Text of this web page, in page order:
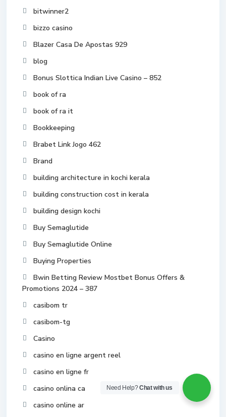
bitwinner2
bizzo casino
Blazer Casa De Apostas 929
blog
Bonus Slottica Indian Live Casino – 852
book of ra
book of ra it
Bookkeeping
Brabet Link Jogo 462
Brand
building architecture in kochi kerala
building construction cost in kerala
building design kochi
Buy Semaglutide
Buy Semaglutide Online
Buying Properties
Bwin Betting Review Mostbet Bonus Offers &
Promotions 2024 – 387
casibom tr
casibom-tg
Casino
casino en ligne argent reel
casino en ligne fr
casino onlina ca
casino online ar
Need Help?Chat with us